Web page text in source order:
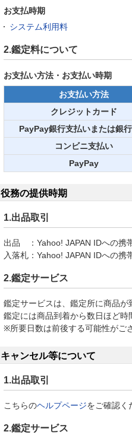
お支払時期
システム利用料
2.鑑定料について
お支払い方法・お支払い時期
お支払い方法
クレジットカード
PayPay銀行支払いまたは銀
コンビニ支払い
PayPay
役務の提供時期
1.出品取引
出品 ： Yahoo! JAPAN IDへの携
入落札 ： Yahoo! JAPAN IDへの携
2.鑑定サービス
鑑定サービスは、鑑定所に商品が
鑑定には商品到着から数日ほど時
※所要日数は前後する可能性がご
キャンセル等について
1.出品取引
こちらのヘルプページをご確認く
2.鑑定サービス